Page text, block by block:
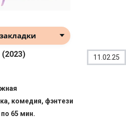
11.02.25
комедия, фэнтези
по 65 мин.